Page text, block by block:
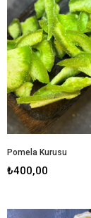
Pomela Kurusu
₺400,00